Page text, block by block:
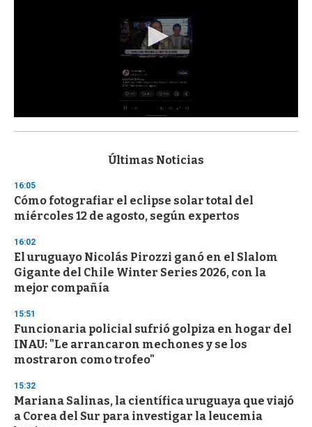
s
d
s
o
f
3
s
e
c
o
d
s
Últimas Noticias
16:05
Cómo fotografiar el eclipse solar total del
miércoles 12 de agosto, según expertos
16:02
El uruguayo Nicolás Pirozzi ganó en el Slalom
Gigante del Chile Winter Series 2026, con la
mejor compañía
15:51
Funcionaria policial sufrió golpiza en hogar del
INAU: "Le arrancaron mechones y se los
mostraron como trofeo"
15:32
Mariana Salinas, la científica uruguaya que viajó
a Corea del Sur para investigar la leucemia